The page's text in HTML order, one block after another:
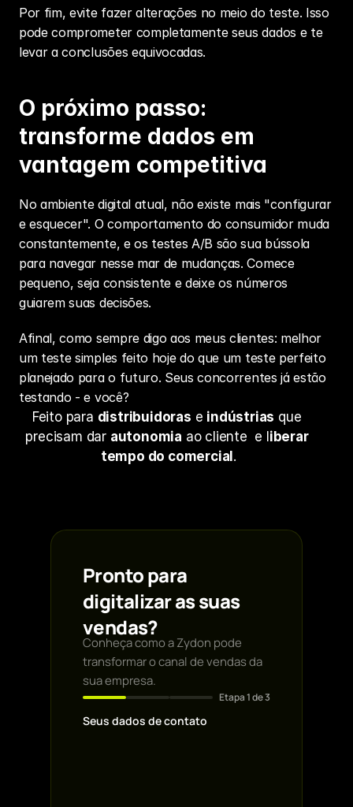
Por fim, evite fazer alterações no meio do teste. Isso
pode comprometer completamente seus dados e te
levar a conclusões equivocadas.
O próximo passo:
transforme dados em
vantagem competitiva
No ambiente digital atual, não existe mais "configurar
e esquecer". O comportamento do consumidor muda
constantemente, e os testes A/B são sua bússola
para navegar nesse mar de mudanças. Comece
pequeno, seja consistente e deixe os números
guiarem suas decisões.
Afinal, como sempre digo aos meus clientes: melhor
um teste simples feito hoje do que um teste perfeito
planejado para o futuro. Seus concorrentes já estão
testando - e você?
Feito para distribuidoras e indústrias que
precisam dar autonomia ao cliente  e l iberar
tempo do comercial .
Pronto para
digitalizar as suas
vendas?
Conheça como a Zydon pode
transformar o canal de vendas da
sua empresa.
Etapa1de 3
Seus dados de contato